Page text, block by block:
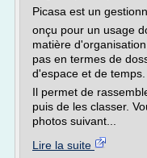
Picasa est un
onçu pour un usage
matière
pas en termes de
d'espace et de temps.
Il permet de
puis de les classer.
photos suivant...
Lire la suite